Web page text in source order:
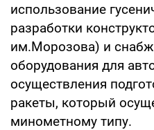
использование
разработки
им.Морозова) и
оборудования для
осуществления
ракеты, который
минометному типу.